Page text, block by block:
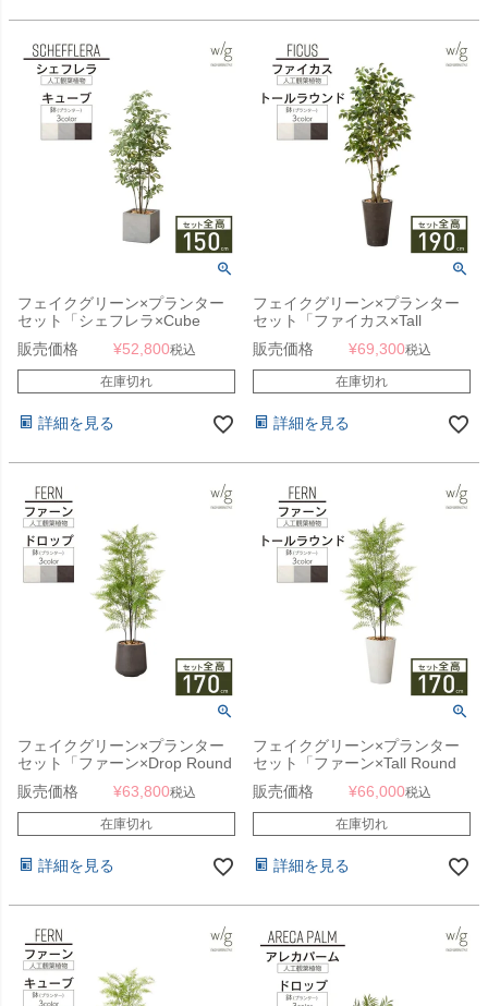
フェイクグリーン×プランター
セット「シェフレラ×Cube
w/g」[高さ150cm・人工樹木・
人工観葉植物]
販売価格 ¥52,800税込
在庫切れ
詳細を見る
フェイクグリーン×プランター
セット「ファイカス×Tall
Round w/g」[高さ190cm・人工
樹木・人工観葉植物] フィカス
販売価格 ¥69,300税込
在庫切れ
詳細を見る
フェイクグリーン×プランター
セット「ファーン×Drop Round
w/g」[高さ170cm・人工樹木・
人工観葉植物]
販売価格 ¥63,800税込
在庫切れ
詳細を見る
フェイクグリーン×プランター
セット「ファーン×Tall Round
w/g」[高さ170cm・人工樹木・
人工観葉植物]
販売価格 ¥66,000税込
在庫切れ
詳細を見る